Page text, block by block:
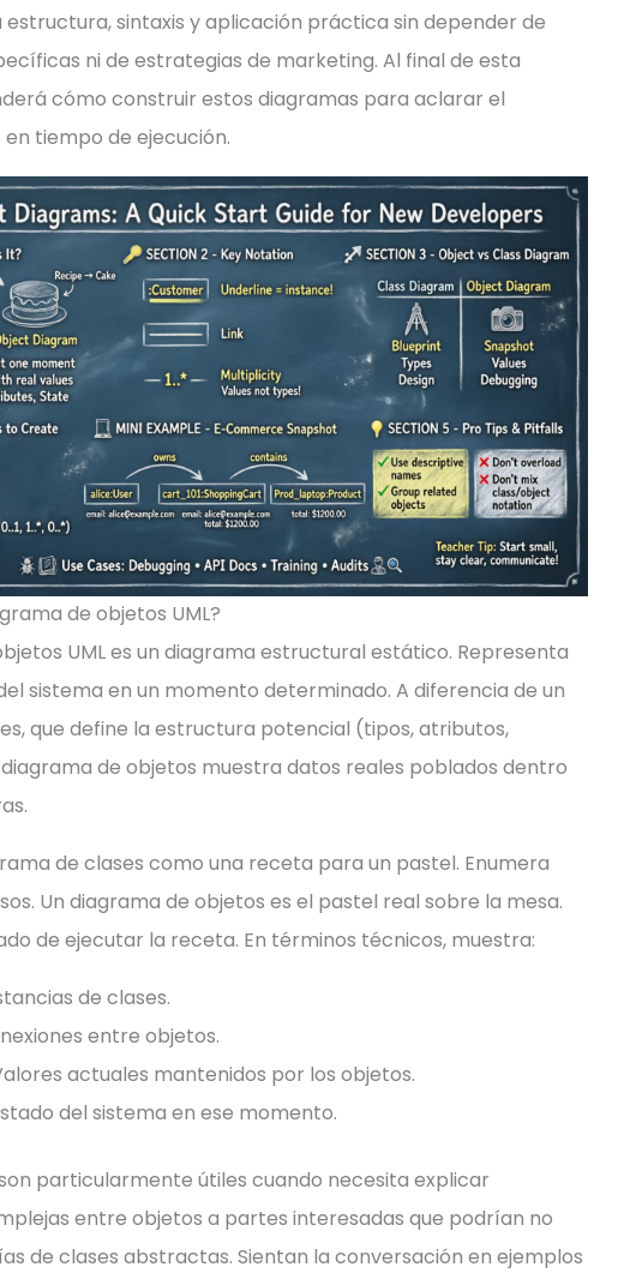
estructura, sintaxis y aplicación práctica sin depender de
ni de estrategias de marketing. Al final de esta
cómo construir estos diagramas para aclarar el
tiempo de ejecución.
de objetos UML?
UML es un diagrama estructural estático. Representa
sistema en un momento determinado. A diferencia de un
que define la estructura potencial (tipos, atributos,
de objetos muestra datos reales poblados dentro
de clases como una receta para un pastel. Enumera
Un diagrama de objetos es el pastel real sobre la mesa.
de ejecutar la receta. En términos técnicos, muestra:
de clases.
entre objetos.
actuales mantenidos por los objetos.
del sistema en ese momento.
particularmente útiles cuando necesita explicar
entre objetos a partes interesadas que podrían no
de clases abstractas. Sientan la conversación en ejemplos